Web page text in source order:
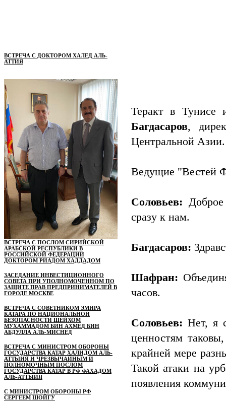
ВСТРЕЧА С ДОКТОРОМ ХАЛЕД АЛЬ-
АТТИЯ
ВСТРЕЧА С ПОСЛОМ СИРИЙСКОЙ
АРАБСКОЙ РЕСПУБЛИКИ В
РОССИЙСКОЙ ФЕДЕРАЦИИ
ДОКТОРОМ РИАДОМ ХАДДАДОМ
ЗАСЕДАНИЕ ИНВЕСТИЦИОННОГО
СОВЕТА ПРИ УПОЛНОМОЧЕННОМ ПО
ЗАЩИТЕ ПРАВ ПРЕДПРИНИМАТЕЛЕЙ В
ГОРОДЕ МОСКВЕ
ВСТРЕЧА С СОВЕТНИКОМ ЭМИРА
КАТАРА ПО НАЦИОНАЛЬНОЙ
БЕЗОПАСНОСТИ ШЕЙХОМ
МУХАММАДОМ БИН АХМЕД БИН
АБДУЛЛА АЛЬ-МИСНЕД
ВСТРЕЧА С МИНИСТРОМ ОБОРОНЫ
ГОСУДАРСТВА КАТАР ХАЛИДОМ АЛЬ-
АТТЫЙЯ И ЧРЕЗВЫЧАЙНЫМ И
ПОЛНОМОЧНЫМ ПОСЛОМ
ГОСУДАРСТВА КАТАР В РФ ФАХАДОМ
АЛЬ-АТТЫЙЯ
С МИНИСТРОМ ОБОРОНЫ РФ
СЕРГЕЕМ ШОЙГУ
Теракт в Тунисе
Багдасаров,
Центральной Азии.
Ведущие "Вестей
Соловьев:
сразу к нам.
Багдасаров:
Шафран:
часов.
Соловьев: Нет, я
ценностям
крайней мере
Такой атаки на
появления